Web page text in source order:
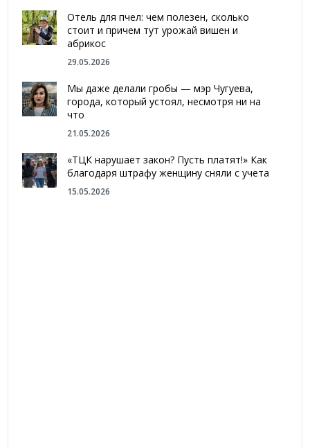
Отель для пчел: чем полезен, сколько
стоит и причем тут урожай вишен и
абрикос
29.05.2026
Мы даже делали гробы — мэр Чугуева,
города, который устоял, несмотря ни на
что
21.05.2026
«ТЦК нарушает закон? Пусть платят!» Как
благодаря штрафу женщину сняли с учета
15.05.2026